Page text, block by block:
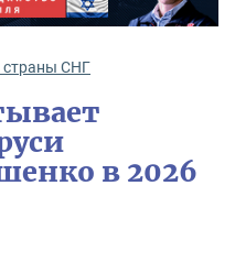
страны СНГ
в 2026